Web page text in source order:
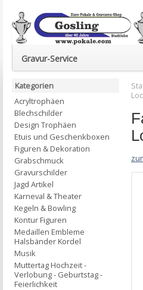
Euro-Pokale & Gravur-Shop
Gravur-Service
Kategorien
Acryltrophäen
Blechschilder
Design Trophäen
Etuis und Geschenkboxen
Figuren & Dekoration
Grabschmuck
Gravurschilder
Jagd Artikel
Karneval & Theater
Kegeln & Bowling
Kontur Figuren
Medaillen Embleme
Halsbänder Kordel
Musik
Muttertag Hochzeit -
Verlobung - Geburtstag -
Feierlichkeit